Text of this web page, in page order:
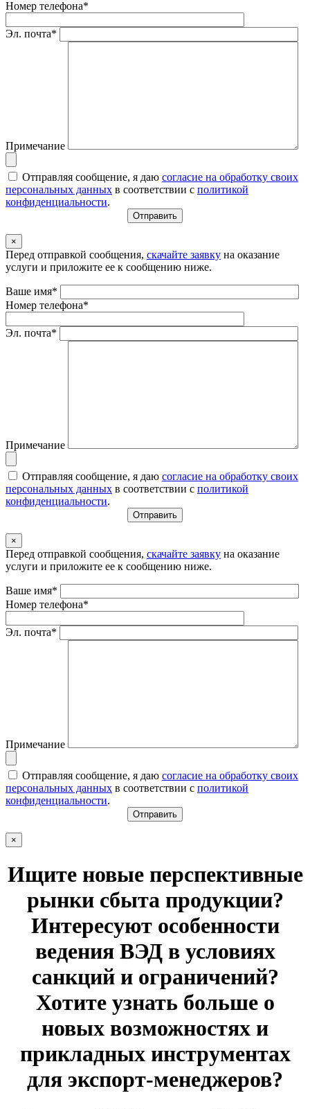
Номер телефона*
Эл. почта*
Примечание
Отправляя сообщение, я даю согласие на обработку своих
персональных данных в соответствии с политикой
конфиденциальности.
×
Перед отправкой сообщения, скачайте заявку на оказание
услуги и приложите ее к сообщению ниже.
Ваше имя*
Номер телефона*
Эл. почта*
Примечание
Отправляя сообщение, я даю согласие на обработку своих
персональных данных в соответствии с политикой
конфиденциальности.
×
Перед отправкой сообщения, скачайте заявку на оказание
услуги и приложите ее к сообщению ниже.
Ваше имя*
Номер телефона*
Эл. почта*
Примечание
Отправляя сообщение, я даю согласие на обработку своих
персональных данных в соответствии с политикой
конфиденциальности.
×
Ищите новые перспективные
рынки сбыта продукции?
Интересуют особенности
ведения ВЭД в условиях
санкций и ограничений?
Хотите узнать больше о
новых возможностях и
прикладных инструментах
для экспорт-менеджеров?